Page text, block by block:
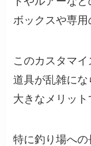
ボックスや専用
このカスタマ
道具が乱雑に
大きなメリット
特に釣り場へ